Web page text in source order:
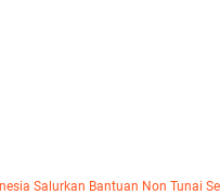
Salurkan Bantuan Non Tunai